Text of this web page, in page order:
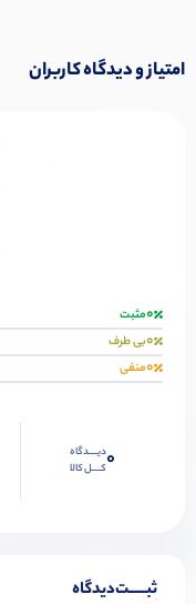
امتیاز و دیدگاه کاربران
0مثبت
0بی طرف
0منفی
0دیــــدگاه
کــــل کالا
ثبـــــت‌دیدگاه